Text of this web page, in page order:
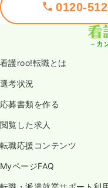
0120-
看護roo!転職とは
選考状況
応募書類を作る
閲覧した求人
転職応援コンテンツ
MyページFAQ